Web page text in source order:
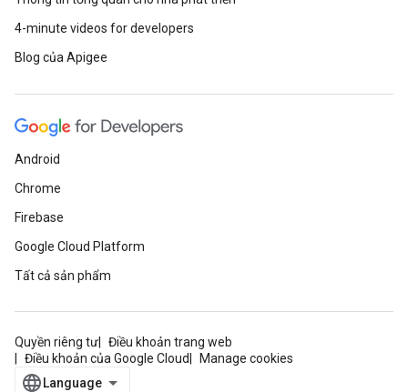
4-minute videos for developers
Blog của Apigee
Android
Chrome
Firebase
Google Cloud Platform
Tất cả sản phẩm
Quyền riêng tư
Điều khoản trang web
Điều khoản của Google Cloud
Manage cookies